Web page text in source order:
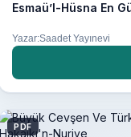
Esmaü’l-Hüsna En
Yazar:Saadet Yayınevi
PDF